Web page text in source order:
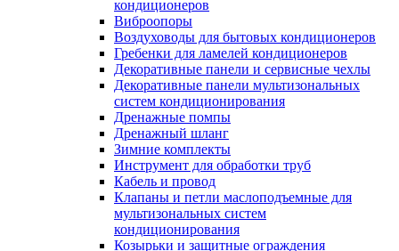
кондиционеров
Виброопоры
Воздуховоды для бытовых кондиционеров
Гребенки для ламелей кондиционеров
Декоративные панели и сервисные чехлы
Декоративные панели мультизональных
систем кондиционирования
Дренажные помпы
Дренажный шланг
Зимние комплекты
Инструмент для обработки труб
Кабель и провод
Клапаны и петли маслоподъемные для
мультизональных систем
кондиционирования
Козырьки и защитные ограждения